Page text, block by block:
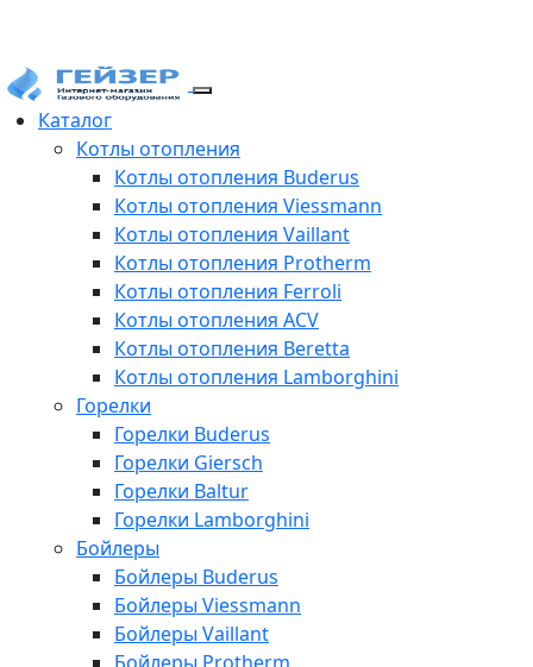
Каталог
Котлы отопления
Котлы отопления Buderus
Котлы отопления Viessmann
Котлы отопления Vaillant
Котлы отопления Protherm
Котлы отопления Ferroli
Котлы отопления ACV
Котлы отопления Beretta
Котлы отопления Lamborghini
Горелки
Горелки Buderus
Горелки Giersch
Горелки Baltur
Горелки Lamborghini
Бойлеры
Бойлеры Buderus
Бойлеры Viessmann
Бойлеры Vaillant